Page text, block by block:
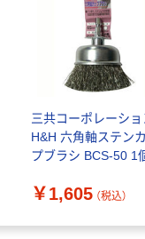
三共コーポレーショ
H&H 六角軸ステン
プブラシ BCS-50 1
￥1,605 （税込）